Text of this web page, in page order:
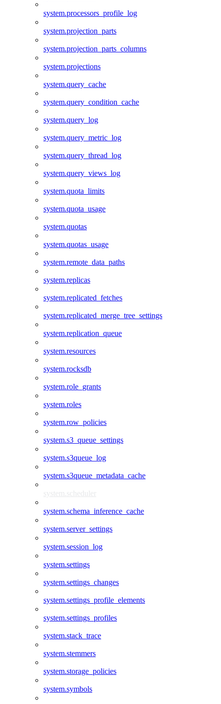
system.processors_profile_log
system.projection_parts
system.projection_parts_columns
system.projections
system.query_cache
system.query_condition_cache
system.query_log
system.query_metric_log
system.query_thread_log
system.query_views_log
system.quota_limits
system.quota_usage
system.quotas
system.quotas_usage
system.remote_data_paths
system.replicas
system.replicated_fetches
system.replicated_merge_tree_settings
system.replication_queue
system.resources
system.rocksdb
system.role_grants
system.roles
system.row_policies
system.s3_queue_settings
system.s3queue_log
system.s3queue_metadata_cache
system.scheduler
system.schema_inference_cache
system.server_settings
system.session_log
system.settings
system.settings_changes
system.settings_profile_elements
system.settings_profiles
system.stack_trace
system.stemmers
system.storage_policies
system.symbols